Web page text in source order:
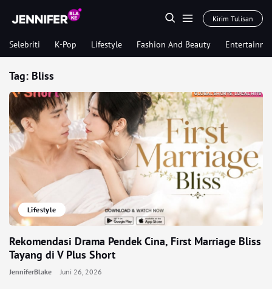
Kirim Tulisan
Selebriti K-Pop Lifestyle Fashion And Beauty
Tag: Bliss
Lifestyle
Rekomendasi Drama Pendek Cina, First Marriage Bliss
Tayang di V Plus Short
JenniferBlake Juni 26, 2026